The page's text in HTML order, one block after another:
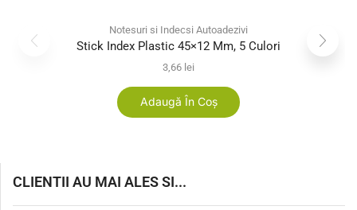
Notesuri si Indecsi Autoadezivi
Stick Index Plastic 45×12 Mm, 5 Culori
3,66 lei
Adaugă În Coș
CLIENTII AU MAI ALES SI...